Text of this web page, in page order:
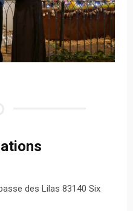
des Lilas 83140 Six